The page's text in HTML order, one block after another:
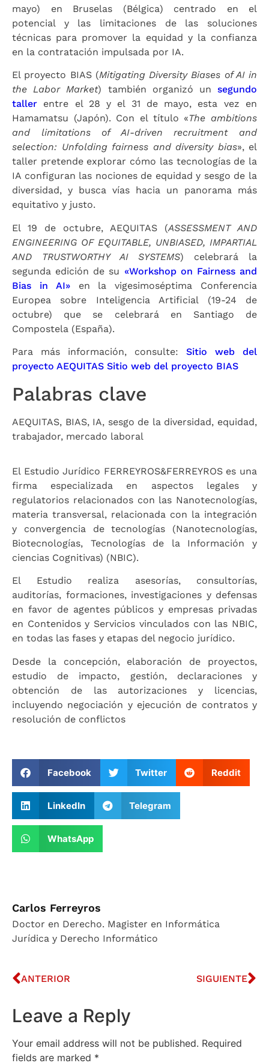
mayo) en Bruselas (Bélgica) centrado en el
potencial y las limitaciones de las soluciones
técnicas para promover la equidad y la confianza
en la contratación impulsada por IA.
El proyecto BIAS (Mitigating Diversity Biases of AI in
the Labor Market) también organizó unsegundo
taller entre el 28 y el 31 de mayo, esta vez en
Hamamatsu (Japón). Con el título «The ambitions
and limitations of AI-driven recruitment and
selection: Unfolding fairness and diversity bias», el
taller pretende explorar cómo las tecnologías de la
IA configuran las nociones de equidad y sesgo de la
diversidad, y busca vías hacia un panorama más
equitativo y justo.
El 19 de octubre, AEQUITAS (ASSESSMENT AND
ENGINEERING OF EQUITABLE, UNBIASED, IMPARTIAL
AND TRUSTWORTHY AI SYSTEMS) celebrará la
segunda edición de su «Workshop on Fairness and
Bias in AI»en la vigesimoséptima Conferencia
Europea sobre Inteligencia Artificial (19-24 de
octubre) que se celebrará en Santiago de
Compostela (España).
Para más información, consulte: Sitio web del
proyecto AEQUITAS Sitio web del proyecto BIAS
Palabras clave
AEQUITAS, BIAS, IA, sesgo de la diversidad, equidad,
trabajador, mercado laboral
El Estudio Jurídico FERREYROS&FERREYROS es una
firma especializada en aspectos legales y
regulatorios relacionados con las Nanotecnologías,
materia transversal, relacionada con la integración
y convergencia de tecnologías (Nanotecnologías,
Biotecnologías, Tecnologías de la Información y
ciencias Cognitivas) (NBIC).
El Estudio realiza asesorías, consultorías,
auditorías, formaciones, investigaciones y defensas
en favor de agentes públicos y empresas privadas
en Contenidos y Servicios vinculados con las NBIC,
en todas las fases y etapas del negocio jurídico.
Desde la concepción, elaboración de proyectos,
estudio de impacto, gestión, declaraciones y
obtención de las autorizaciones y licencias,
incluyendo negociación y ejecución de contratos y
resolución de conflictos
Facebook Twitter Reddit
LinkedIn Telegram
WhatsApp
Carlos Ferreyros
Doctor en Derecho. Magister en Informática
Jurídica y Derecho Informático
ANTERIOR SIGUIENTE
Leave a Reply
Your email address will not be published. Required
fields are marked *